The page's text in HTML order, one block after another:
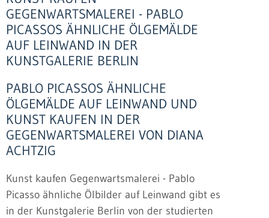
GEGENWARTSMALEREI - PABLO
PICASSOS ÄHNLICHE ÖLGEMÄLDE
AUF LEINWAND IN DER
KUNSTGALERIE BERLIN
PABLO PICASSOS ÄHNLICHE
ÖLGEMÄLDE AUF LEINWAND UND
KUNST KAUFEN IN DER
GEGENWARTSMALEREI VON DIANA
ACHTZIG
Kunst kaufen Gegenwartsmalerei - Pablo
Picasso ähnliche Ölbilder auf Leinwand gibt es
in der Kunstgalerie Berlin von der studierten